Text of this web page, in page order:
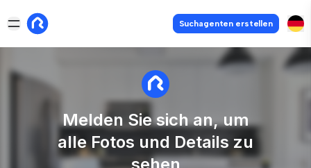
Suchagenten erstellen
Melden Sie sich an, um
alle Fotos und Details zu